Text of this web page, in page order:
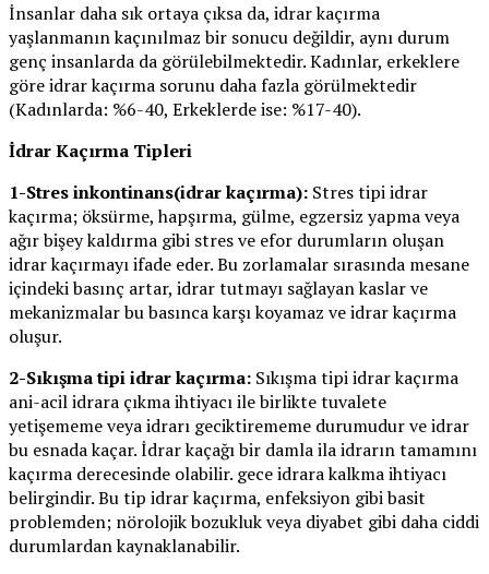
İnsanlar daha sık ortaya çıksa da, idrar kaçırma
yaşlanmanın kaçınılmaz bir sonucu değildir, aynı durum
genç insanlarda da görülebilmektedir. Kadınlar, erkeklere
göre idrar kaçırma sorunu daha fazla görülmektedir
(Kadınlarda: %6-40, Erkeklerde ise: %17-40).
İdrar Kaçırma Tipleri
1-Stres inkontinans(idrar kaçırma): Stres tipi idrar
kaçırma; öksürme, hapşırma, gülme, egzersiz yapma veya
ağır bişey kaldırma gibi stres ve efor durumların oluşan
idrar kaçırmayı ifade eder. Bu zorlamalar sırasında mesane
içindeki basınç artar, idrar tutmayı sağlayan kaslar ve
mekanizmalar bu basınca karşı koyamaz ve idrar kaçırma
oluşur.
2-Sıkışma tipi idrar kaçırma: Sıkışma tipi idrar kaçırma
ani-acil idrara çıkma ihtiyacı ile birlikte tuvalete
yetişememe veya idrarı geciktirememe durumudur ve idrar
bu esnada kaçar. İdrar kaçağı bir damla ila idrarın tamamını
kaçırma derecesinde olabilir. gece idrara kalkma ihtiyacı
belirgindir. Bu tip idrar kaçırma, enfeksiyon gibi basit
problemden; nörolojik bozukluk veya diyabet gibi daha ciddi
durumlardan kaynaklanabilir.